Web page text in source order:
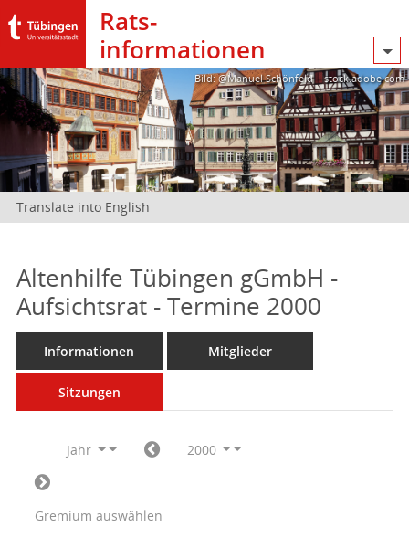
Rats­
informationen
Bild: @Manuel Schönfeld – stock.adobe.com
Translate into English
Altenhilfe Tübingen gGmbH -
Aufsichtsrat - Termine 2000
Informationen Mitglieder
Sitzungen
Jahr 2000
Gremium auswählen